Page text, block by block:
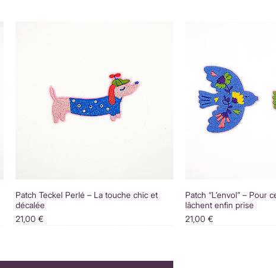
Patch Teckel Perlé – La touche chic et
décalée
Prix
21,00 €
Patch “L’envol” – Pour
lâchent enfin prise
Prix
21,00 €